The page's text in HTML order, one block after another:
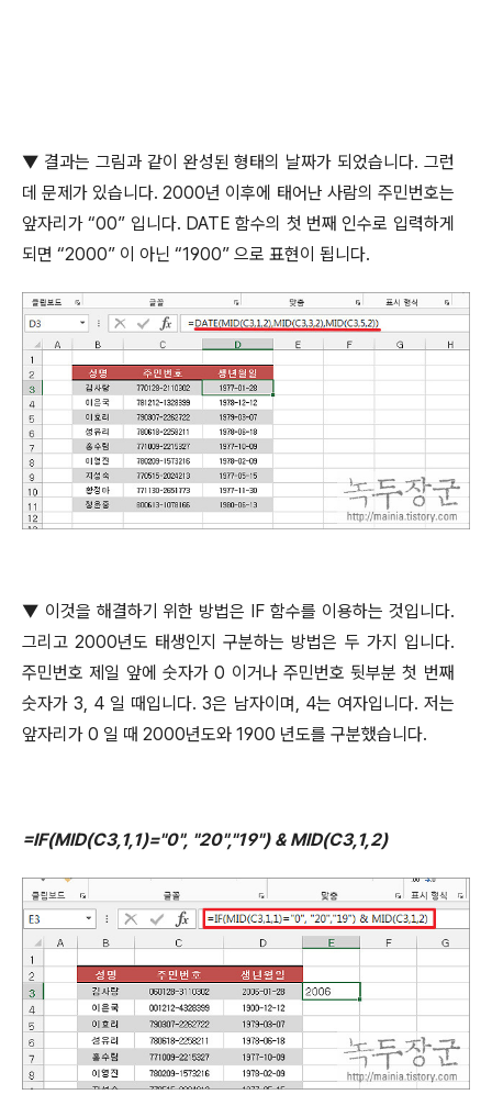
▼ 결과는 그림과 같이 완성된 형태의 날짜가 되었습니다. 그런
데 문제가 있습니다. 2000년 이후에 태어난 사람의 주민번호는
앞자리가“00” 입니다. DATE함수의 첫 번째 인수로 입력하게
되면 “2000” 이 아닌 “1900” 으로 표현이 됩니다.
▼ 이것을 해결하기 위한 방법은 IF함수를 이용하는 것입니다.
그리고2000년도 태생인지 구분하는 방법은 두 가지 입니다.
주민번호 제일 앞에 숫자가0 이거나 주민번호 뒷부분 첫 번째
숫자가3, 4 일 때입니다. 3은 남자이며, 4는 여자입니다. 저는
앞자리가 0 일 때 2000년도와 1900 년도를 구분했습니다.
=IF(MID(C3,1,1)="0", "20","19") & MID(C3,1,2)